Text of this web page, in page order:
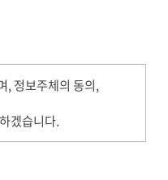
, 정보주체의 동의,
겠습니다.